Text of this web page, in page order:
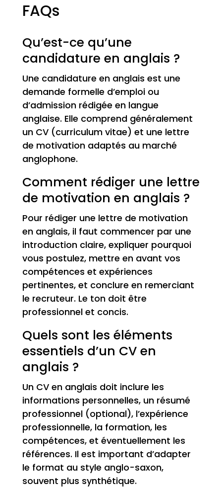
FAQs
Qu’est-ce qu’une
candidature en anglais ?
Une candidature en anglais est une
demande formelle d’emploi ou
d’admission rédigée en langue
anglaise. Elle comprend généralement
un CV (curriculum vitae) et une lettre
de motivation adaptés au marché
anglophone.
Comment rédiger une lettre
de motivation en anglais ?
Pour rédiger une lettre de motivation
en anglais, il faut commencer par une
introduction claire, expliquer pourquoi
vous postulez, mettre en avant vos
compétences et expériences
pertinentes, et conclure en remerciant
le recruteur. Le ton doit être
professionnel et concis.
Quels sont les éléments
essentiels d’un CV en
anglais ?
Un CV en anglais doit inclure les
informations personnelles, un résumé
professionnel (optional), l’expérience
professionnelle, la formation, les
compétences, et éventuellement les
références. Il est important d’adapter
le format au style anglo-saxon,
souvent plus synthétique.